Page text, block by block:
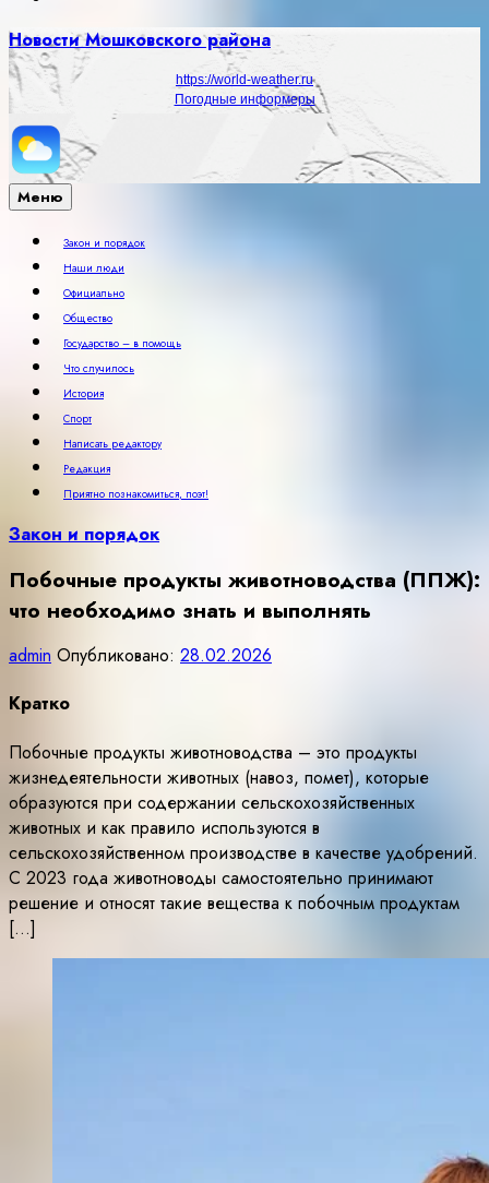
Новости Мошковского района
https://world-weather.ru
Погодные информеры
Меню
Закон и порядок
Наши люди
Официально
Общество
Государство – в помощь
Что случилось
История
Спорт
Написать редактору
Редакция
Приятно познакомиться, поэт!
Закон и порядок
Побочные продукты животноводства (ППЖ):
что необходимо знать и выполнять
admin Опубликовано: 28.02.2026
Кратко
Побочные продукты животноводства – это продукты
жизнедеятельности животных (навоз, помет), которые
образуются при содержании сельскохозяйственных
животных и как правило используются в
сельскохозяйственном производстве в качестве удобрений.
С 2023 года животноводы самостоятельно принимают
решение и относят такие вещества к побочным продуктам
[…]